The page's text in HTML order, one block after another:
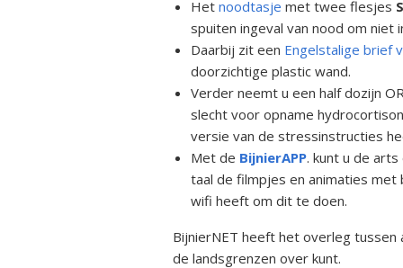
Mini-
Het noodtasje met twee flesjes
spuiten ingeval van nood om niet
Daarbij zit een Engelstalige brief
doorzichtige plastic wand.
Verder neemt u een half dozijn
slecht voor opname
versie van de stressinstructies
Met de BijnierAPP. kunt u de
taal de filmpjes en animaties
wifi heeft om dit te doen.
BijnierNET heeft het overleg
de landsgrenzen over kunt.